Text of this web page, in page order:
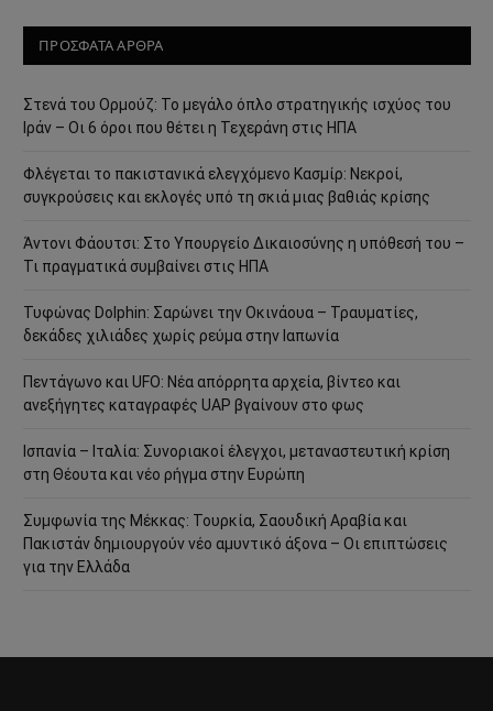
ΠΡΟΣΦΑΤΑ ΑΡΘΡΑ
Στενά του Ορμούζ: Το μεγάλο όπλο στρατηγικής ισχύος του
Ιράν – Οι 6 όροι που θέτει η Τεχεράνη στις ΗΠΑ
Φλέγεται το πακιστανικά ελεγχόμενο Κασμίρ: Νεκροί,
συγκρούσεις και εκλογές υπό τη σκιά μιας βαθιάς κρίσης
Άντονι Φάουτσι: Στο Υπουργείο Δικαιοσύνης η υπόθεσή του –
Τι πραγματικά συμβαίνει στις ΗΠΑ
Τυφώνας Dolphin: Σαρώνει την Οκινάουα – Τραυματίες,
δεκάδες χιλιάδες χωρίς ρεύμα στην Ιαπωνία
Πεντάγωνο και UFO: Νέα απόρρητα αρχεία, βίντεο και
ανεξήγητες καταγραφές UAP βγαίνουν στο φως
Ισπανία – Ιταλία: Συνοριακοί έλεγχοι, μεταναστευτική κρίση
στη Θέουτα και νέο ρήγμα στην Ευρώπη
Συμφωνία της Μέκκας: Τουρκία, Σαουδική Αραβία και
Πακιστάν δημιουργούν νέο αμυντικό άξονα – Οι επιπτώσεις
για την Ελλάδα